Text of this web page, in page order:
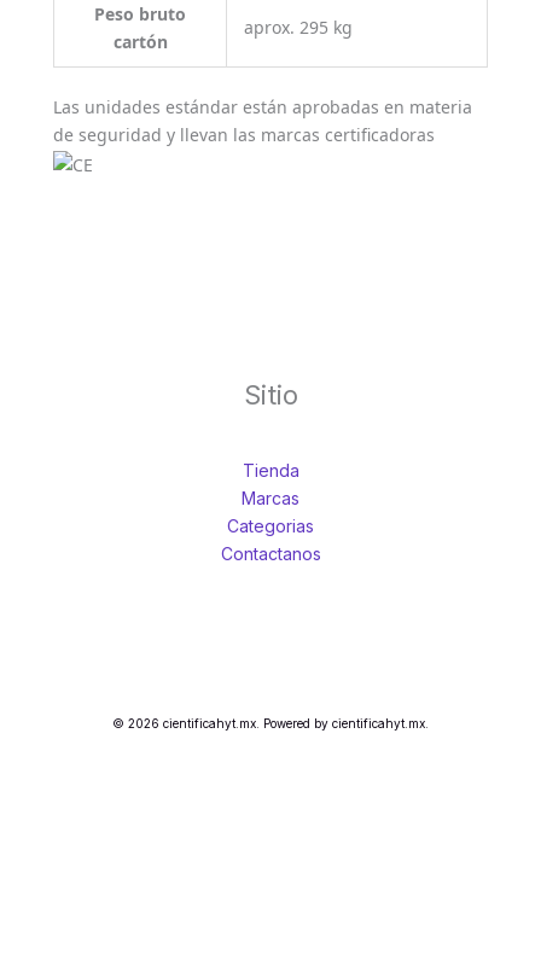
Peso bruto
cartón
aprox. 295 kg
Las unidades estándar están aprobadas en materia
de seguridad y llevan las marcas certificadoras
Sitio
Tienda
Marcas
Categorias
Contactanos
© 2026 cientificahyt.mx. Powered by cientificahyt.mx.